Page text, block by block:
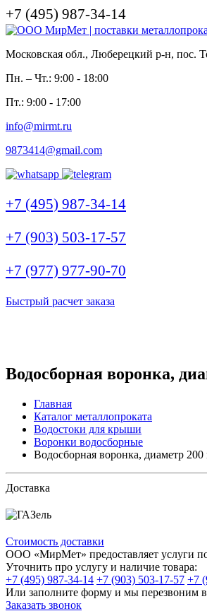
+7 (495) 987-34-14
Московская обл., Люберецкий р-н, пос.
Пн. – Чт.: 9:00 - 18:00
Пт.: 9:00 - 17:00
info@mirmt.ru
9873414@gmail.com
+7 (495) 987-34-14
+7 (903) 503-17-57
+7 (977) 977-90-70
Быстрый расчет заказа
Водосборная воронка,
Главная
Каталог металлопроката
Водостоки для крыши
Воронки водосборные
Водосборная воронка, диаметр
Доставка
Стоимость доставки
ООО «МирМет» предоставляет услуги по
Уточнить про услугу и наличие товара:
+7 (495) 987-34-14 +7 (903) 503-17-57 +7
Или заполните форму и мы перезвоним
Заказать звонок